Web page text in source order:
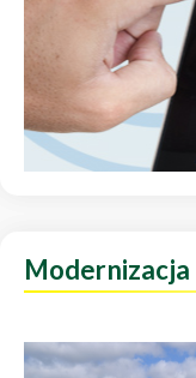
Modernizacja